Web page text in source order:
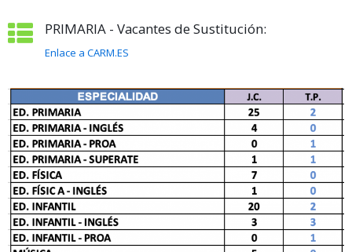
PRIMARIA - Vacantes de Sustitución:
Enlace a CARM.ES